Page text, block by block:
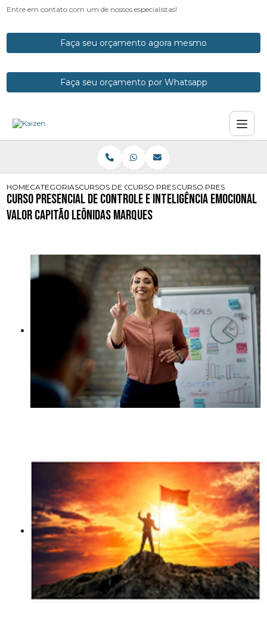
Entre em contato com um de nossos especialistas!
Faça seu orçamento agora mesmo
Faça seu orçamento por Whatsapp
HOMECATEGORIASCURSOS DE CONTROLE EMOCIONAL
CURSO PRESENCIAL DE CONTROLE
CURSO PRESENCIAL
Curso Presencial de Controle e Inteligência Emocional
Valor Capitão Leônidas Marques